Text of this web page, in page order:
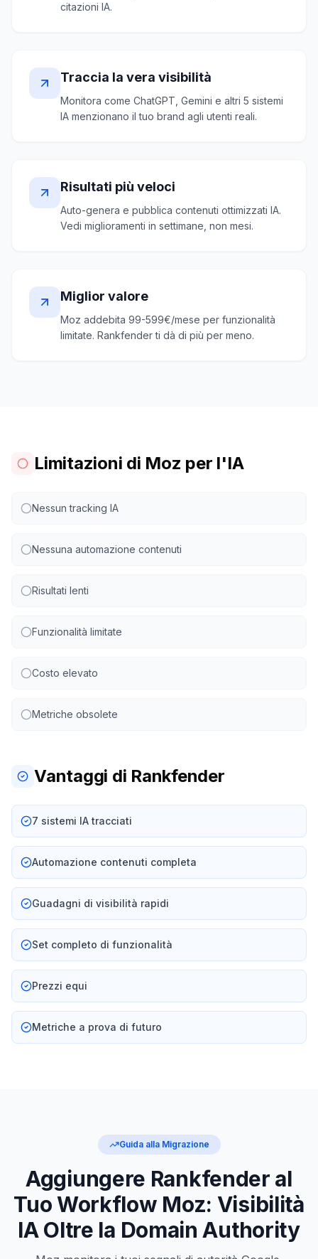
citazioni IA.
Traccia la vera visibilità
Monitora come ChatGPT, Gemini e altri 5 sistemi
IA menzionano il tuo brand agli utenti reali.
Risultati più veloci
Auto-genera e pubblica contenuti ottimizzati IA.
Vedi miglioramenti in settimane, non mesi.
Miglior valore
Moz addebita 99-599€/mese per funzionalità
limitate. Rankfender ti dà di più per meno.
Limitazioni di Moz per l'IA
Nessun tracking IA
Nessuna automazione contenuti
Risultati lenti
Funzionalità limitate
Costo elevato
Metriche obsolete
Vantaggi di Rankfender
7 sistemi IA tracciati
Automazione contenuti completa
Guadagni di visibilità rapidi
Set completo di funzionalità
Prezzi equi
Metriche a prova di futuro
Guida alla Migrazione
Aggiungere Rankfender al
Tuo Workflow Moz: Visibilità
IA Oltre la Domain Authority